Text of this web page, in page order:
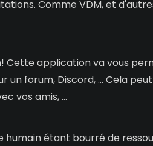
Comme VDM, et
Cette application va vous
un forum, Discord, … Cela
vos amis, …
étant bourré de